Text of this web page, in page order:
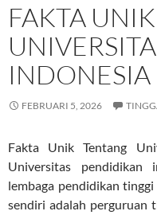
FAKTA
INDONESIA
FEBRUARI 5, 2026
Fakta Unik Tentang
Universitas pendidikan
lembaga pendidikan
sendiri adalah perguruan